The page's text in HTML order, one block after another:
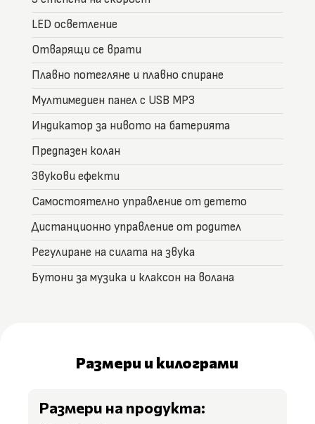
LED осветление
Отварящи се врати
Плавно потегляне и плавно спиране
Мултимедиен панел с USB MP3
Индикатор за нивото на батерията
Предпазен колан
Звукови ефекти
Самостоятелно управление от детето
Дистанционно управление от родител
Регулиране на силата на звука
Бутони за музика и клаксон на волана
Размери и килограми
Размери на продукта: